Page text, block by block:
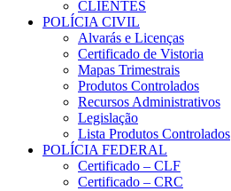
CLIENTES
POLÍCIA CIVIL
Alvarás e Licenças
Certificado de Vistoria
Mapas Trimestrais
Produtos Controlados
Recursos Administrativos
Legislação
Lista Produtos Controlados
POLÍCIA FEDERAL
Certificado – CLF
Certificado – CRC